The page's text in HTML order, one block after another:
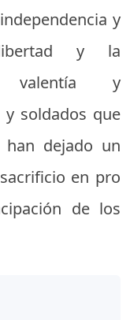
y
y la
valentía y
soldados que
han dejado un
en pro
de los